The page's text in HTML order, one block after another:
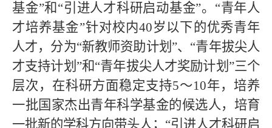
基金”和“引进人才科研启动基金”。“青年人
才培养基金”针对校内40岁以下的优秀青年
人才，分为“新教师资助计划”、“青年拔尖人
才支持计划”和“青年拔尖人才奖励计划”三个
层次，在科研方面稳定支持5～10年，培养
一批国家杰出青年科学基金的候选人，培育
一批新的学科方向带头人；“引进人才科研启